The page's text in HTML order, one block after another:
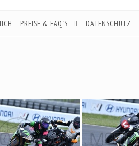
PREISE & FAQ´S DATENSCHUTZ